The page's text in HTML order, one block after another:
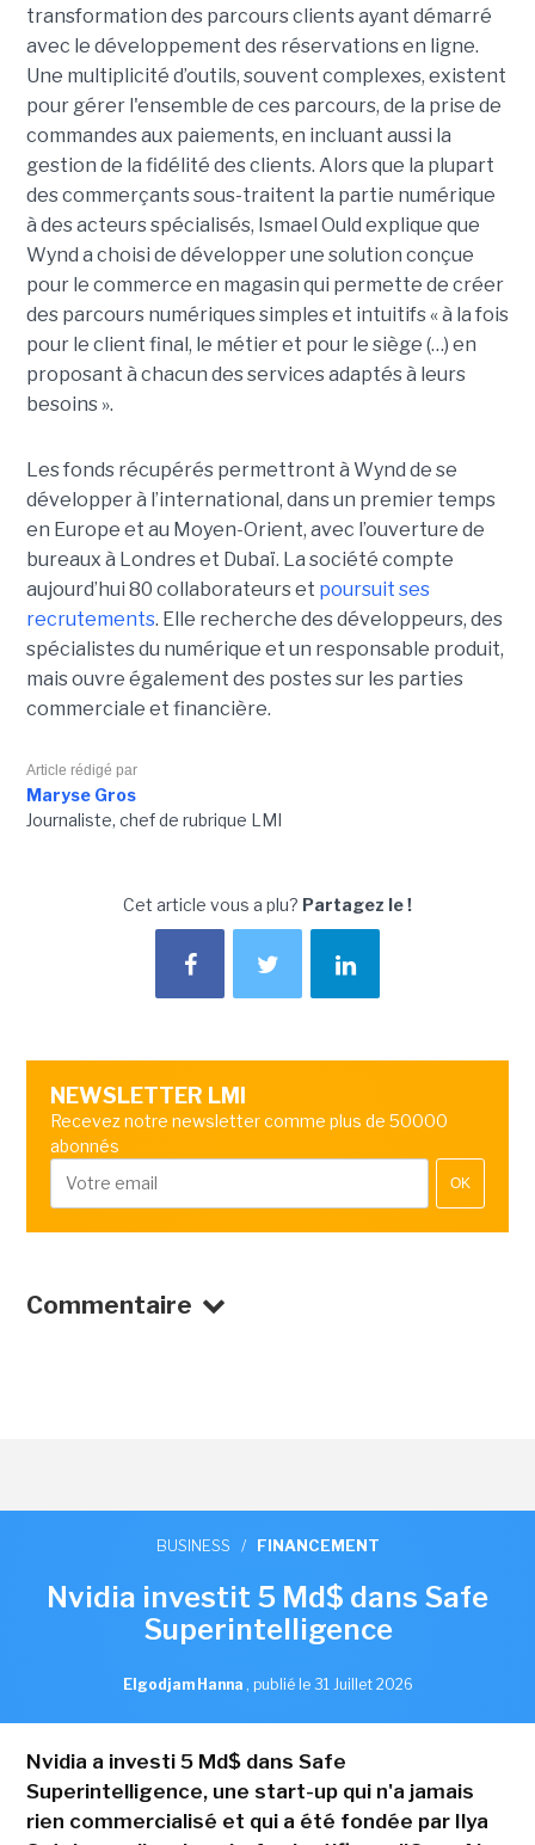
transformation des parcours clients ayant démarré
avec le développement des réservations en ligne.
Une multiplicité d’outils, souvent complexes, existent
pour gérer l'ensemble de ces parcours, de la prise de
commandes aux paiements, en incluant aussi la
gestion de la fidélité des clients. Alors que la plupart
des commerçants sous-traitent la partie numérique
à des acteurs spécialisés, Ismael Ould explique que
Wynd a choisi de développer une solution conçue
pour le commerce en magasin qui permette de créer
des parcours numériques simples et intuitifs « à la fois
pour le client final, le métier et pour le siège (…) en
proposant à chacun des services adaptés à leurs
besoins ».
Les fonds récupérés permettront à Wynd de se
développer à l’international, dans un premier temps
en Europe et au Moyen-Orient, avec l’ouverture de
bureaux à Londres et Dubaï. La société compte
aujourd’hui 80 collaborateurs et poursuit ses
recrutements. Elle recherche des développeurs, des
spécialistes du numérique et un responsable produit,
mais ouvre également des postes sur les parties
commerciale et financière.
Article rédigé par
Maryse Gros
Journaliste, chef de rubrique LMI
Cet article vous a plu? Partagez le !
NEWSLETTER LMI
Recevez notre newsletter comme plus de 50000
abonnés
OK
Commentaire
BUSINESS / FINANCEMENT
Nvidia investit 5 Md$ dans Safe
Superintelligence
Elgodjam Hanna , publié le 31 Juillet 2026
Nvidia a investi 5 Md$ dans Safe
Superintelligence, une start-up qui n'a jamais
rien commercialisé et qui a été fondée par Ilya